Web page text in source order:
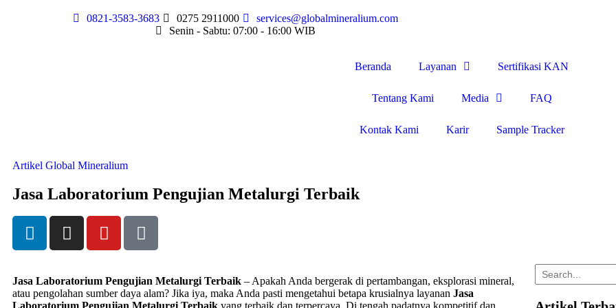
0821-3583-3683 0275 2911000
services@globalmineralium.com
Senin - Sabtu: 07:00 - 16:00 WIB
Beranda Layanan Sertifikasi KAN
Tentang Kami Media FAQ
Kontak Kami Karir Sample Tracker
Artikel Global Mineralium
Jasa Laboratorium Pengujian Metalurgi Terbaik
Jasa Laboratorium Pengujian Metalurgi Terbaik – Apakah Anda bergerak di pertambangan, eksplorasi mineral,
atau pengolahan sumber daya alam? Jika iya, maka Anda pasti mengetahui betapa krusialnya layanan Jasa
Laboratorium Pengujian Metalurgi Terbaik yang terbaik dan terpercaya. Di tengah padatnya kompetitif dan